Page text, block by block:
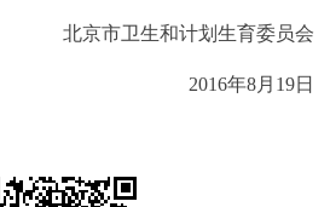
我要建议
北京市卫生和计划生育委员会
2016年8月19日